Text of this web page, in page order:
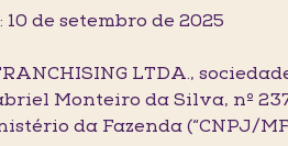
de setembro de 2025
LTDA.,
Monteiro da Silva, nº
da Fazenda (“CNPJ/